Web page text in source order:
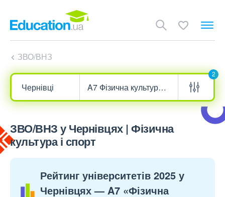
ЗВО/ВНЗ
2
ЗВО/ВНЗ у Чернівцях | Фізична
культура і спорт
Рейтинг університетів 2025 у
Чернівцях — A7 «Фізична